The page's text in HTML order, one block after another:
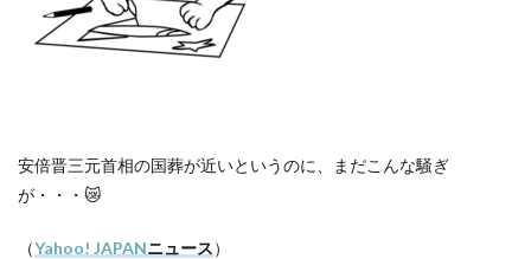
安倍晋三元首相の国葬が近いというのに、まだこんな騒ぎ
が・・・ 😿
（Yahoo! JAPANニュース）